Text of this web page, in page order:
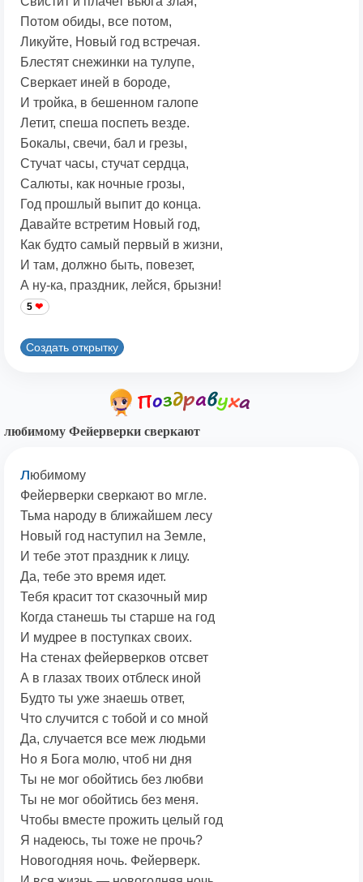
Потом обиды, все потом,
Ликуйте, Новый год встречая.
Блестят снежинки на тулупе,
Сверкает иней в бороде,
И тройка, в бешенном галопе
Летит, спеша поспеть везде.
Бокалы, свечи, бал и грезы,
Стучат часы, стучат сердца,
Салюты, как ночные грозы,
Год прошлый выпит до конца.
Давайте встретим Новый год,
Как будто самый первый в жизни,
И там, должно быть, повезет,
А ну-ка, праздник, лейся, брызни!
5
Создать открытку
любимому Фейерверки сверкают
любимому
Фейерверки сверкают во мгле.
Тьма народу в ближайшем лесу
Новый год наступил на Земле,
И тебе этот праздник к лицу.
Да, тебе это время идет.
Тебя красит тот сказочный мир
Когда станешь ты старше на год
И мудрее в поступках своих.
На стенах фейерверков отсвет
А в глазах твоих отблеск иной
Будто ты уже знаешь ответ,
Что случится с тобой и со мной
Да, случается все меж людьми
Но я Бога молю, чтоб ни дня
Ты не мог обойтись без любви
Ты не мог обойтись без меня.
Чтобы вместе прожить целый год
Я надеюсь, ты тоже не прочь?
Новогодняя ночь. Фейерверк.